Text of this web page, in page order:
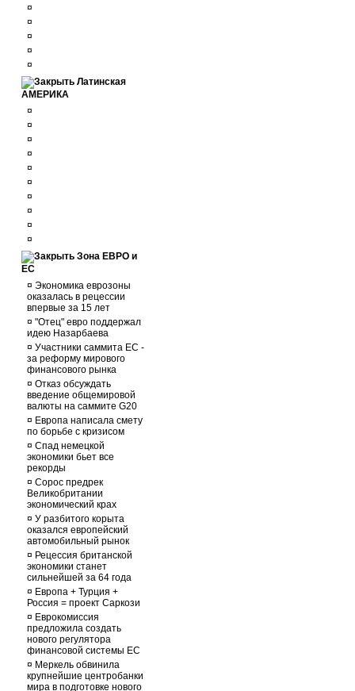
¤
¤
¤
¤
¤
Латинская
АМЕРИКА
¤
¤
¤
¤
¤
¤
¤
¤
¤
¤
Зона ЕВРО и
ЕС
¤ Экономика еврозоны
оказалась в рецессии
впервые за 15 лет
¤ "Отец" евро поддержал
идею Назарбаева
¤ Участники саммита ЕС -
за реформу мирового
финансового рынка
¤ Отказ обсуждать
введение общемировой
валюты на саммите G20
¤ Европа написала смету
по борьбе с кризисом
¤ Спад немецкой
экономики бьет все
рекорды
¤ Сорос предрек
Великобритании
экономический крах
¤ У разбитого корыта
оказался европейский
автомобильный рынок
¤ Рецессия британской
экономики станет
сильнейшей за 64 года
¤ Европа + Турция +
Россия = проект Саркози
¤ Еврокомиссия
предложила создать
нового регулятора
финансовой системы ЕС
¤ Меркель обвинила
крупнейшие центробанки
мира в подготовке нового